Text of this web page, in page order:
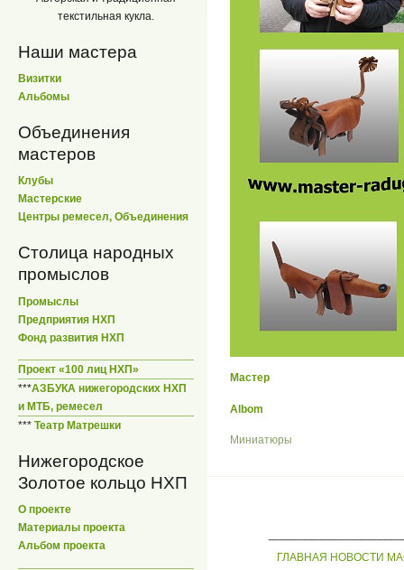
текстильная кукла.
Наши мастера
Визитки
Альбомы
Объединения
мастеров
Клубы
Мастерские
Центры ремесел, Объединения
Столица народных
промыслов
Промыслы
Предприятия НХП
Фонд развития НХП
Проект «100 лиц НХП»
***АЗБУКА нижегородских НХП
и МТБ, ремесел
*** Театр Матрешки
Нижегородское
Золотое кольцо НХП
О проекте
Материалы проекта
Альбом проекта
Мастер
Albom
Миниатюры
ГЛАВНАЯ НОВОСТИ